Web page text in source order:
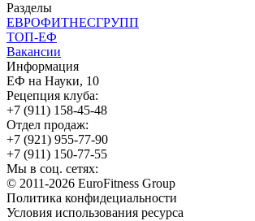
Разделы
ЕВРОФИТНЕСГРУПП
ТОП-ЕФ
Вакансии
Информация
ЕФ на Науки, 10
Рецепция клуба:
+7 (911) 158-45-48
Отдел продаж:
+7 (921) 955-77-90
+7 (911) 150-77-55
Мы в соц. сетях:
© 2011-2026 EuroFitness Group
Политика конфидециальности
Условия использования ресурса